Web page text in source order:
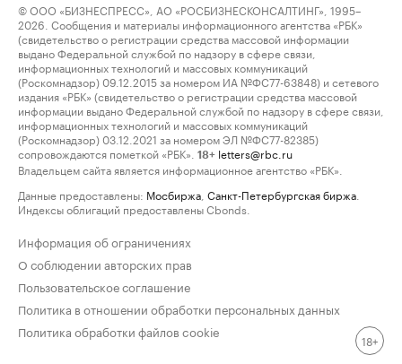
© ООО «БИЗНЕСПРЕСС», АО «РОСБИЗНЕСКОНСАЛТИНГ», 1995–
2026. Сообщения и материалы информационного агентства «РБК»
(свидетельство о регистрации средства массовой информации
выдано Федеральной службой по надзору в сфере связи,
информационных технологий и массовых коммуникаций
(Роскомнадзор) 09.12.2015 за номером ИА №ФС77-63848) и сетевого
издания «РБК» (свидетельство о регистрации средства массовой
информации выдано Федеральной службой по надзору в сфере связи,
информационных технологий и массовых коммуникаций
(Роскомнадзор) 03.12.2021 за номером ЭЛ №ФС77-82385)
сопровождаются пометкой «РБК».
18+ letters@rbc.ru
Владельцем сайта является информационное агентство «РБК».
Данные предоставлены: Мосбиржа Санкт-Петербургская биржа
Индексы облигаций предоставлены Cbonds.
Информация об ограничениях
О соблюдении авторских прав
Пользовательское соглашение
Политика в отношении обработки персональных данных
Политика обработки файлов cookie
18+